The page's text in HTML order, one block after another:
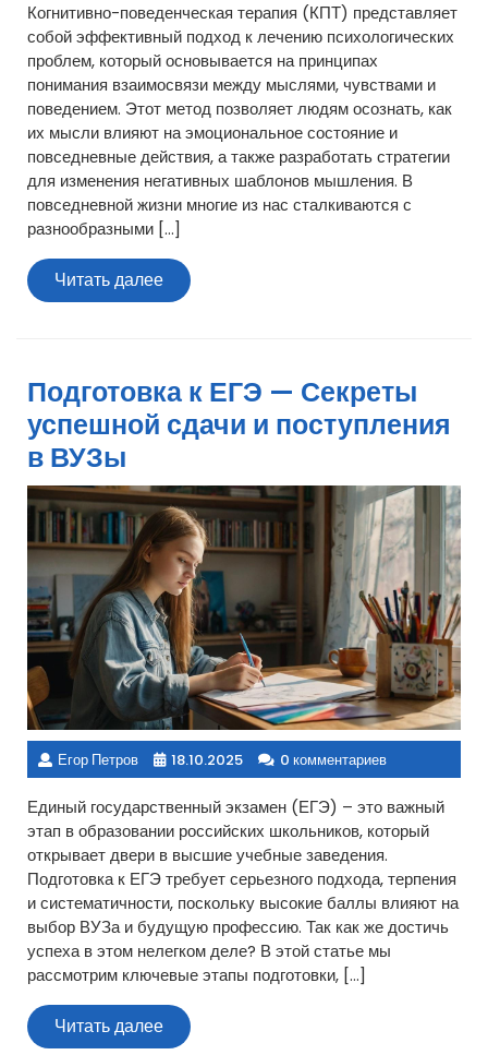
Когнитивно-поведенческая терапия (КПТ) представляет
собой эффективный подход к лечению психологических
проблем, который основывается на принципах
понимания взаимосвязи между мыслями, чувствами и
поведением. Этот метод позволяет людям осознать, как
их мысли влияют на эмоциональное состояние и
повседневные действия, а также разработать стратегии
для изменения негативных шаблонов мышления. В
повседневной жизни многие из нас сталкиваются с
разнообразными […]
Читать далееЧитать
далее
Подготовка к ЕГЭ — Секреты
успешной сдачи и поступления
в ВУЗы
Егор Петров 18.10.2025 0 комментариев
Единый государственный экзамен (ЕГЭ) – это важный
этап в образовании российских школьников, который
открывает двери в высшие учебные заведения.
Подготовка к ЕГЭ требует серьезного подхода, терпения
и систематичности, поскольку высокие баллы влияют на
выбор ВУЗа и будущую профессию. Так как же достичь
успеха в этом нелегком деле? В этой статье мы
рассмотрим ключевые этапы подготовки, […]
Читать далееЧитать